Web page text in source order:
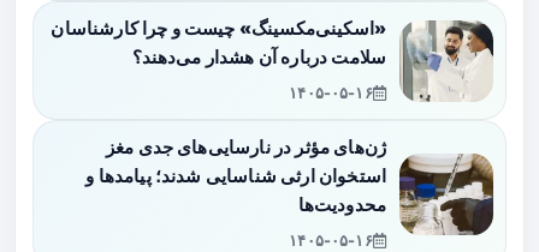
«اسکینی‌مکسینگ» چیست و چرا کارشناسان
سلامت درباره آن هشدار می‌دهند؟
۱۴۰۵-۰۵-۱۶
ژن‌های مؤثر در نارسایی‌های جدی مغز
استخوان ارثی شناسایی شدند؛ پیامدها و
محدودیت‌ها
۱۴۰۵-۰۵-۱۶